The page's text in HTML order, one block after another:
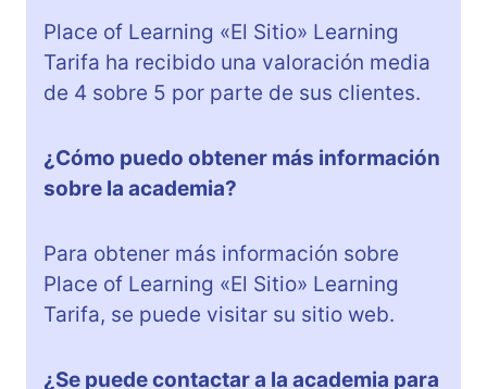
Place of Learning «El Sitio» Learning
Tarifa ha recibido una valoración media
de 4 sobre 5 por parte de sus clientes.
¿Cómo puedo obtener más información
sobre la academia?
Para obtener más información sobre
Place of Learning «El Sitio» Learning
Tarifa, se puede visitar su sitio web.
¿Se puede contactar a la academia para